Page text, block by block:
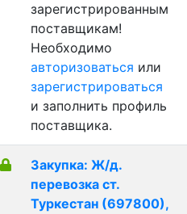
зарегистрированным
поставщикам!
Необходимо
авторизоваться или
зарегистрироваться
и заполнить профиль
поставщика.
Закупка: Ж/д.
перевозка ст.
Туркестан (697800),